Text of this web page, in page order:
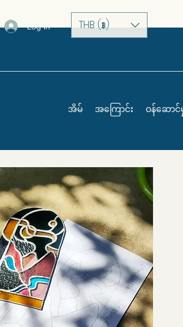
Log In THB (฿)
အိမ် အကြောင်း ဝန်ဆောင်